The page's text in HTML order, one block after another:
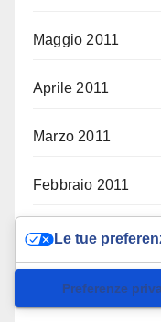
Maggio 2011
Aprile 2011
Marzo 2011
Febbraio 2011
Gennaio 2011
Dicembre 2010
Le tue
Informativa sulla